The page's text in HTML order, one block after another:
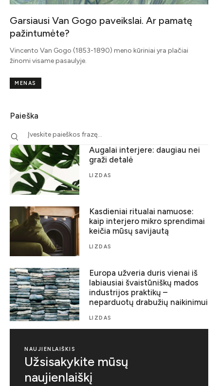
Garsiausi Van Gogo paveikslai. Ar pamatę
pažintumėte?
Vincento Van Gogo (1853-1890) meno kūriniai yra plačiai
žinomi visame pasaulyje.
MENAS
Paieška
Augalai interjere: daugiau nei
graži detalė
LIZDAS
Kasdieniai ritualai namuose:
kaip interjero mikro sprendimai
keičia mūsų savijautą
LIZDAS
Europa užveria duris vienai iš
labiausiai švaistūniškų mados
industrijos praktikų –
neparduotų drabužių naikinimui
LIZDAS
NAUJIENLAIŠKIS
Užsisakykite mūsų
naujienlaiškį